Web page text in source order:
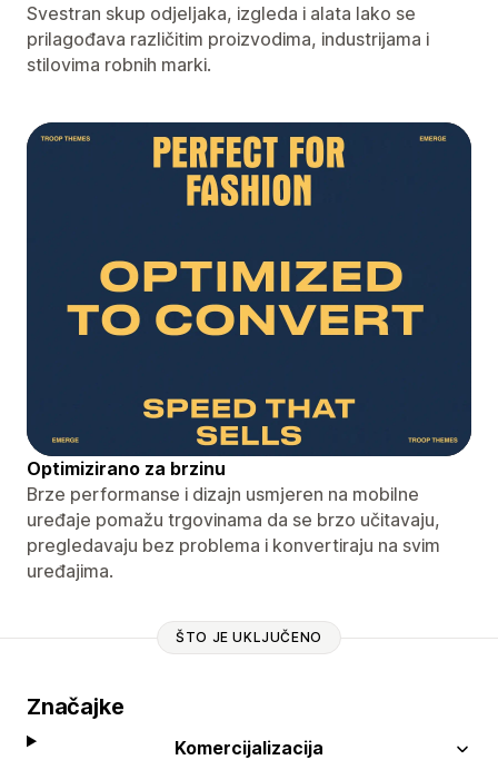
Svestran skup odjeljaka, izgleda i alata lako se
prilagođava različitim proizvodima, industrijama i
stilovima robnih marki.
Optimizirano za brzinu
Brze performanse i dizajn usmjeren na mobilne
uređaje pomažu trgovinama da se brzo učitavaju,
pregledavaju bez problema i konvertiraju na svim
uređajima.
ŠTO JE UKLJUČENO
Značajke
Komercijalizacija